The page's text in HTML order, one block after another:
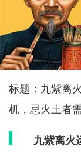
标题：九紫离
机，忌火土者
九紫离火